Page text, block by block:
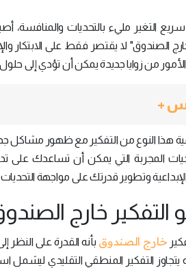
التغير مليء بالتحديات والمنافسة،
الصندوق" لا يقتصر فقط على الابتكار
من زوايا جديدة يمكن أن تؤدي إلى
+
هذا النوع من التفكير مع ظهور
المجربة التي يمكن أن تساعدك
وتطوير قدرتك على مواجهة
التفكير خارج
خارج الصندوق بأنه القدرة على النظر
يتجاوز التفكير المنطقي التقليدي